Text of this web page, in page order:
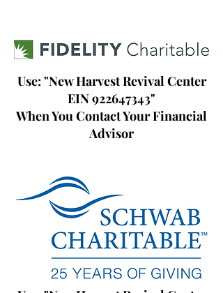
Use: "New Harvest Revival Center
EIN922647343"
When You Contact Your Financial
Advisor